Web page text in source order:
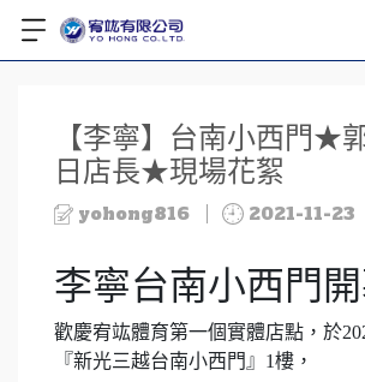
【李寧】台南小西門★
日店長★現場花絮
yohong816 2021-11-23
李寧台南小西門
歡慶宥竑體育第一個實體店點，於
『新光三越台南小西